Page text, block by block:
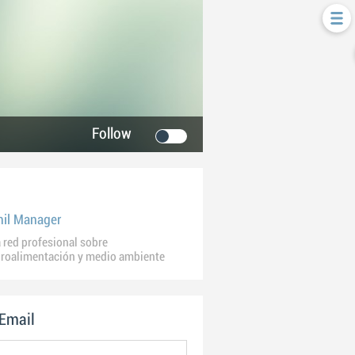
Follow
Manager
red profesional sobre
y medio ambiente